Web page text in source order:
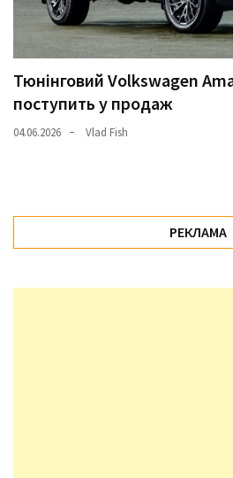
Тюнінговий Volkswagen
поступить у продаж
04.06.2026 Vlad Fish
РЕКЛАМА